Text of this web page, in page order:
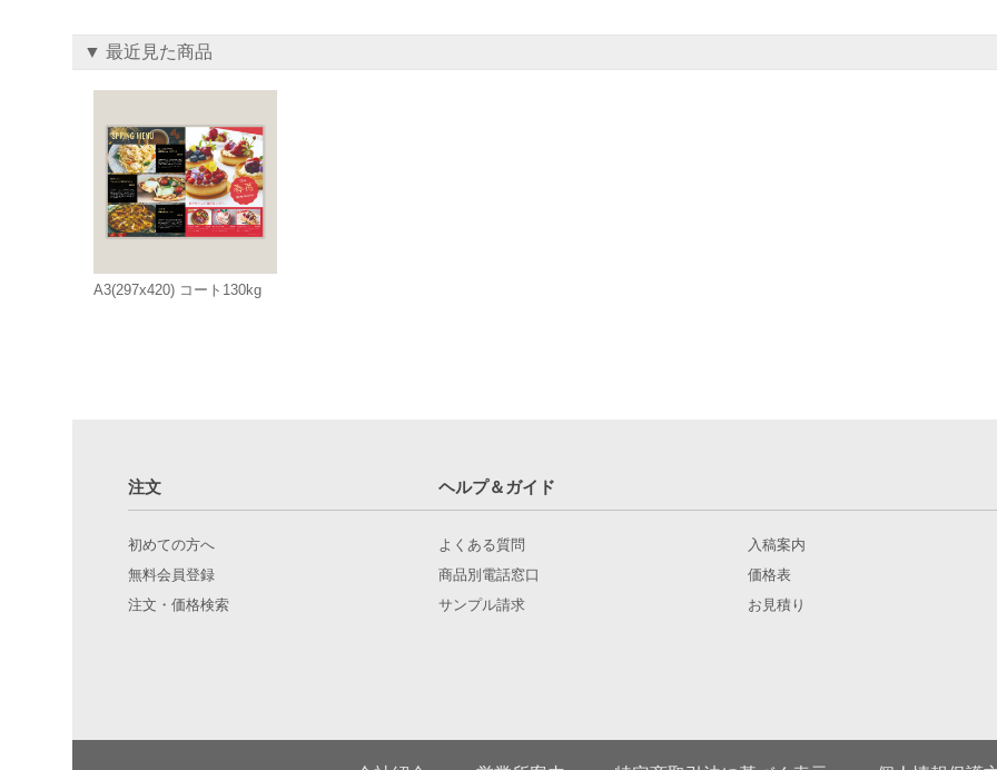
▼ 最近見た商品
A3(297x420) コート130kg
注文 ヘルプ＆ガイド
初めての方へ
無料会員登録
注文・価格検索
よくある質問
商品別電話窓口
サンプル請求
入稿案内
価格表
お見積り